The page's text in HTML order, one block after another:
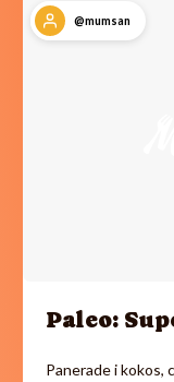
@mumsan
Paleo:
Panerade i kokos,